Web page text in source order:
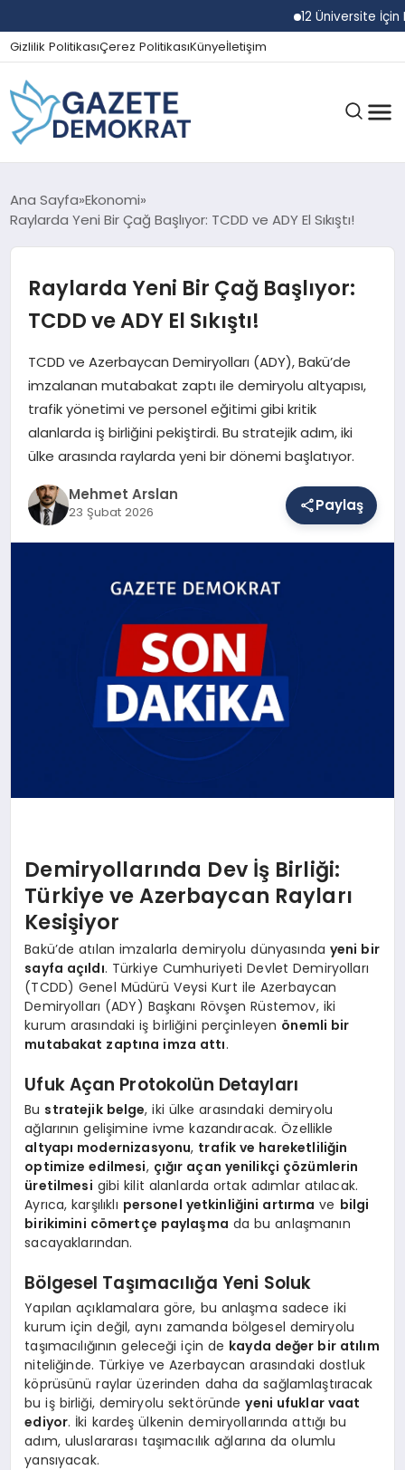
12 Üniversite İçin
Gizlilik PolitikasıÇerez PolitikasıKünyeİletişim
GÜNDEM
SPOR
SAĞLIK
Ana Sayfa Ekonomi
Raylarda Yeni Bir Çağ Başlıyor: TCDD ve ADY El Sıkıştı!
Raylarda Yeni Bir Çağ Başlıyor:
TCDD ve ADY El Sıkıştı!
TCDD ve Azerbaycan Demiryolları (ADY), Bakü’de
imzalanan mutabakat zaptı ile demiryolu altyapısı,
trafik yönetimi ve personel eğitimi gibi kritik
alanlarda iş birliğini pekiştirdi. Bu stratejik adım, iki
ülke arasında raylarda yeni bir dönemi başlatıyor.
Mehmet Arslan
23 Şubat 2026 Paylaş
Demiryollarında Dev İş Birliği:
Türkiye ve Azerbaycan Rayları
Kesişiyor
Bakü’de atılan imzalarla demiryolu dünyasında yeni bir
sayfa açıldı. Türkiye Cumhuriyeti Devlet Demiryolları
(TCDD) Genel Müdürü Veysi Kurt ile Azerbaycan
Demiryolları (ADY) Başkanı Rövşen Rüstemov, iki
kurum arasındaki iş birliğini perçinleyen önemli bir
mutabakat zaptına imza attı.
Ufuk Açan Protokolün Detayları
Bu stratejik belge, iki ülke arasındaki demiryolu
ağlarının gelişimine ivme kazandıracak. Özellikle
altyapı modernizasyonu, trafik ve hareketliliğin
optimize edilmesi, çığır açan yenilikçi çözümlerin
üretilmesi gibi kilit alanlarda ortak adımlar atılacak.
Ayrıca, karşılıklı personel yetkinliğini artırma ve bilgi
birikimini cömertçe paylaşma da bu anlaşmanın
sacayaklarından.
Bölgesel Taşımacılığa Yeni Soluk
Yapılan açıklamalara göre, bu anlaşma sadece iki
kurum için değil, aynı zamanda bölgesel demiryolu
taşımacılığının geleceği için de kayda değer bir atılım
niteliğinde. Türkiye ve Azerbaycan arasındaki dostluk
köprüsünü raylar üzerinden daha da sağlamlaştıracak
bu iş birliği, demiryolu sektöründeyeni ufuklar vaat
ediyor. İki kardeş ülkenin demiryollarında attığı bu
adım, uluslararası taşımacılık ağlarına da olumlu
yansıyacak.